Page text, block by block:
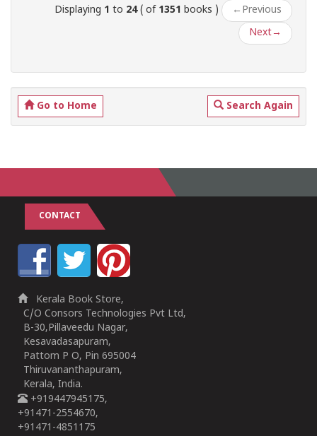
Displaying 1 to 24( of 1351 books ) ← Previous
Next→
Go to Home Search Again
CONTACT
Kerala Book Store,
C/O Consors Technologies Pvt Ltd,
B-30,Pillaveedu Nagar,
Kesavadasapuram,
Pattom P O, Pin 695004
Thiruvananthapuram,
Kerala, India.
+919447945175,
+91471-2554670,
+91471-4851175